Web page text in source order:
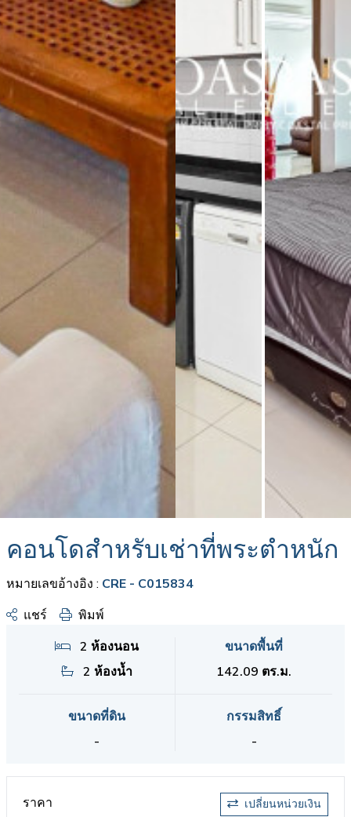
คอนโดสำหรับเช่าที่พระตำหนัก
หมายเลขอ้างอิง : CRE - C015834
แชร์
พิมพ์
2 ห้องนอน
2 ห้องน้ำ
ขนาดพื้นที่
142.09 ตร.ม.
ขนาดที่ดิน
-
กรรมสิทธิ์
-
ราคา เปลี่ยนหน่วยเงิน